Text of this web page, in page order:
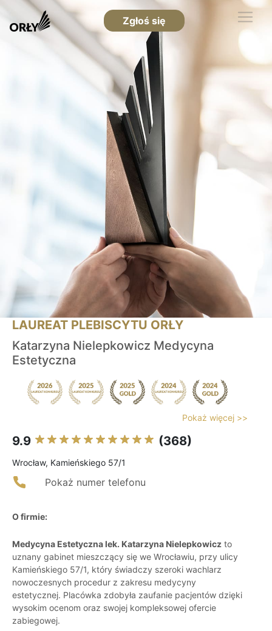
Zgłoś się
LAUREAT PLEBISCYTU ORŁY
Katarzyna Nielepkowicz Medycyna
Estetyczna
Pokaż więcej >>
9.9 (368)
Wrocław, Kamieńskiego 57/1
Pokaż numer telefonu
O firmie:
Medycyna Estetyczna lek. Katarzyna Nielepkowicz to
uznany gabinet mieszczący się we Wrocławiu, przy ulicy
Kamieńskiego 57/1, który świadczy szeroki wachlarz
nowoczesnych procedur z zakresu medycyny
estetycznej. Placówka zdobyła zaufanie pacjentów dzięki
wysokim ocenom oraz swojej kompleksowej ofercie
zabiegowej.